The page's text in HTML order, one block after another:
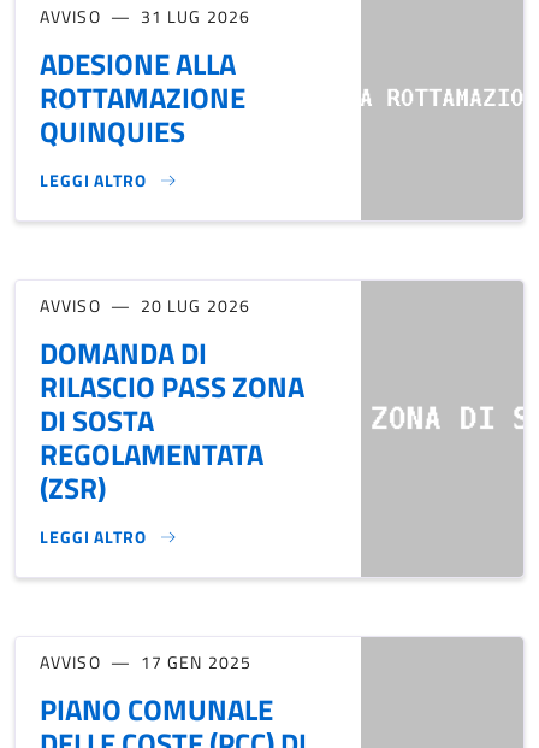
AVVISO 31 LUG 2026
ADESIONE ALLA
ROTTAMAZIONE
QUINQUIES
LEGGI ALTRO
ADESIONE ALLA ROTTAMAZIONE QUINQUIES}
AVVISO 20 LUG 2026
DOMANDA DI
RILASCIO PASS ZONA
DI SOSTA
REGOLAMENTATA
(ZSR)
LEGGI ALTRO
DOMANDA DI RILASCIO PASS ZONA DI SOSTA
AVVISO 17 GEN 2025
PIANO COMUNALE